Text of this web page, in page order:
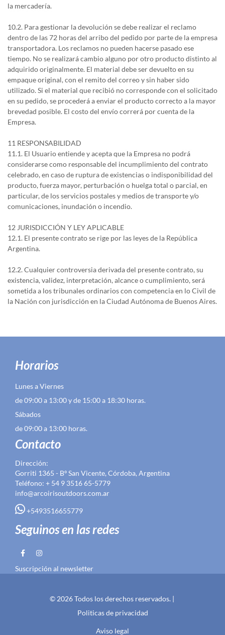
la mercadería.
10.2. Para gestionar la devolución se debe realizar el reclamo
dentro de las 72 horas del arribo del pedido por parte de la empresa
transportadora. Los reclamos no pueden hacerse pasado ese
tiempo. No se realizará cambio alguno por otro producto distinto al
adquirido originalmente. El material debe ser devuelto en su
empaque original, con el remito del correo y sin haber sido
utilizado. Si el material que recibió no corresponde con el solicitado
en su pedido, se procederá a enviar el producto correcto a la mayor
brevedad posible. El costo del envío correrá por cuenta de la
Empresa.
11 RESPONSABILIDAD
11.1. El Usuario entiende y acepta que la Empresa no podrá
considerarse como responsable del incumplimiento del contrato
celebrado, en caso de ruptura de existencias o indisponibilidad del
producto, fuerza mayor, perturbación o huelga total o parcial, en
particular, de los servicios postales y medios de transporte y/o
comunicaciones, inundación o incendio.
12 JURISDICCIÓN Y LEY APLICABLE
12.1. El presente contrato se rige por las leyes de la República
Argentina.
12.2. Cualquier controversia derivada del presente contrato, su
existencia, validez, interpretación, alcance o cumplimiento, será
sometida a los tribunales ordinarios con competencia en lo Civil de
la Nación con jurisdicción en la Ciudad Autónoma de Buenos Aires.
Horarios
Lunes a Viernes
de 09:00 a 13:00 y de 15:00 a 18:30 horas.
Sábados
de 09:00 a 13:00 horas.
Contacto
Dirección:
Gorriti 1365 - Bº San Vicente, Córdoba, Argentina
Teléfono: + 54 9 3516 65-5779
info@arcoirisoutdoors.com.ar
+5493516655779
Seguinos en las redes
Suscripción al newsletter
© 2026 Todos los derechos reservados. |
Politicas de privacidad
Aviso legal